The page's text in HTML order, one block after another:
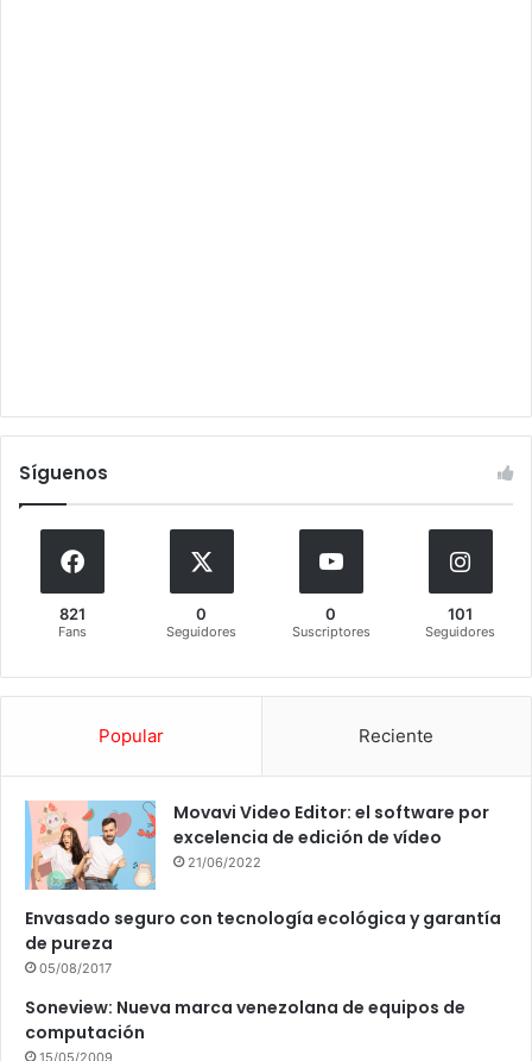
Síguenos
821
Fans
0
Seguidores
0
Suscriptores
101
Seguidores
Popular Reciente
Movavi Video Editor: el software por
excelencia de edición de vídeo
21/06/2022
Envasado seguro con tecnología ecológica y garantía
de pureza
05/08/2017
Soneview: Nueva marca venezolana de equipos de
computación
15/05/2009